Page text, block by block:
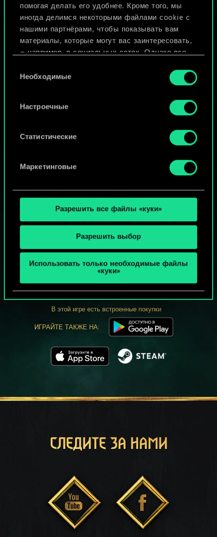
помогая делать его удобнее. Кроме того, мы
иногда делимся некоторыми файлами cookie с
нашими партнёрами, чтобы показывать вам
материалы, которые могут вас заинтересовать,
— например, в социальных сетях. Однако все
разрешения.
Найти подробную информацию о том, как мы
используем ваши файлы cookie, и изменить
«Настройки» ниже.
согласия
Необходимые
Настроечные
Статистические
Маркетинговые
Разрешить все файлы «куки»
Разрешить выбор
Использовать только необходимые файлы
«куки»
Изменить колоду
ИЛИ
МОЖЕТ ПАРТЕЕЧКУ В ГВИНТ?
ИГРАТЬ
БЕСПЛАТНО НА ПК
В этой игре есть встроенные покупки
ИГРАЙТЕ ТАКЖЕ НА:
СЛЕДИТЕ ЗА НАМИ